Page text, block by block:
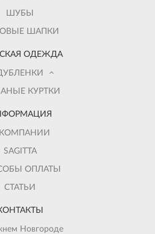
ШУБЫ
ШАПКИ
ОДЕЖДА
КУРТКИ
SAGITTA
ОПЛАТЫ
СТАТЬИ
Новгороде